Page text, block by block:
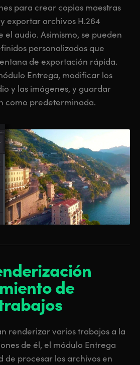
para crear copias maestras
exportar archivos H.264
el audio. Asimismo, se pueden
personalizados que
de exportación rápida.
Entrega, modificar los
y las imágenes, y guardar
como predeterminada.
de
renderizar varios trabajos a la
de él, el módulo Entrega
de procesar los archivos en